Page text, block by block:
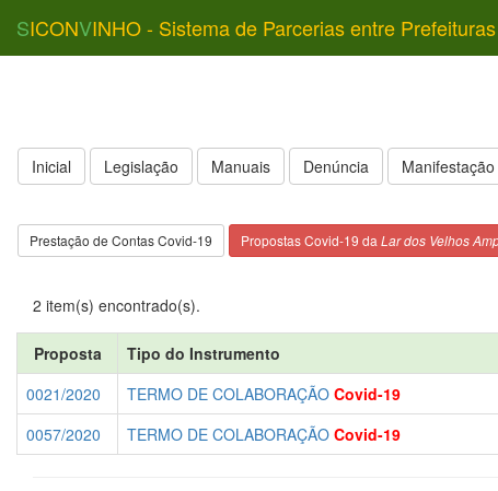
SICONVINHO - Sistema de Parcerias entre
Inicial Legislação Manuais Denúncia
Prestação de Contas Covid-19 Propostas Covid-19 da Lar dos Velhos
2 item(s) encontrado(s).
Proposta Tipo do Instrumento
0021/2020
TERMO DE COLABORAÇÃO Covid-19
0057/2020
TERMO DE COLABORAÇÃO Covid-19